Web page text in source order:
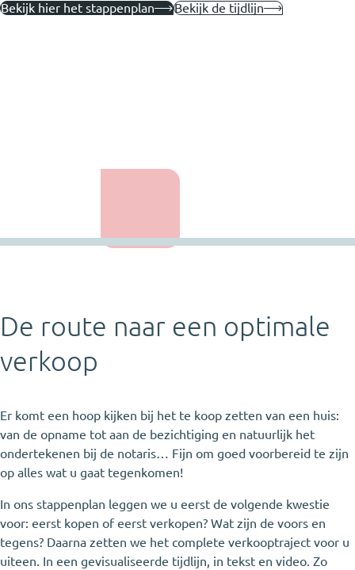
Bekijk hier het stappenplan Bekijk de tijdlijn
De route naar een optimale
verkoop
Er komt een hoop kijken bij het te koop zetten van een huis:
van de opname tot aan de bezichtiging en natuurlijk het
ondertekenen bij de notaris… Fijn om goed voorbereid te zijn
op alles wat u gaat tegenkomen!
In ons stappenplan leggen we u eerst de volgende kwestie
voor: eerst kopen of eerst verkopen? Wat zijn de voors en
tegens? Daarna zetten we het complete verkooptraject voor u
uiteen. In een gevisualiseerde tijdlijn, in tekst en video. Zo